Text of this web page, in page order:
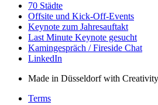
70 Städte
Offsite und Kick-Off-Events
Keynote zum Jahresauftakt
Last Minute Keynote gesucht
Kamingespräch / Fireside Chat
LinkedIn
Made in Düsseldorf with
Terms